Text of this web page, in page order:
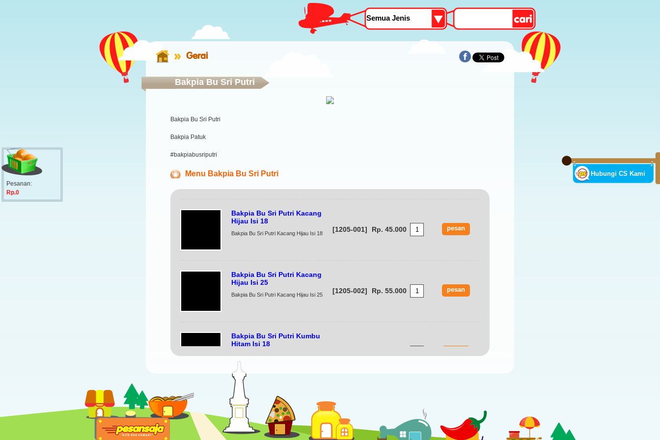
Hubungi CS Kami
Pesanan:
Rp.0
Gerai
Bakpia Bu Sri Putri
Bakpia Bu Sri Putri
Bakpia Patuk
#bakpiabusriputri
Menu Bakpia Bu Sri Putri
Bakpia Bu Sri Putri Kacang
Hijau Isi 18
Bakpia Bu Sri Putri Kacang Hijau Isi 18 [1205-001] Rp. 45.000
Bakpia Bu Sri Putri Kacang
Hijau Isi 25
Bakpia Bu Sri Putri Kacang Hijau Isi 25 [1205-002] Rp. 55.000
Bakpia Bu Sri Putri Kumbu
Hitam Isi 18
Bakpia Bu Sri Putri Kumbu Hitam Isi 18
Bakpia Bu Sri Putri Kumbu
Hitam Isi 25
Bakpia Bu Sri Putri Kumbu Hitam Isi 25 [1205-004]